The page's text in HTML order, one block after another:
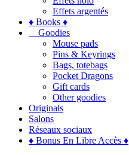
Effets argentés
♦ Books ♦
Goodies
Mouse pads
Pins & Keyrings
Bags, totebags
Pocket Dragons
Gift cards
Other goodies
Originals
Salons
Réseaux sociaux
♦ Bonus En Libre Accès ♦